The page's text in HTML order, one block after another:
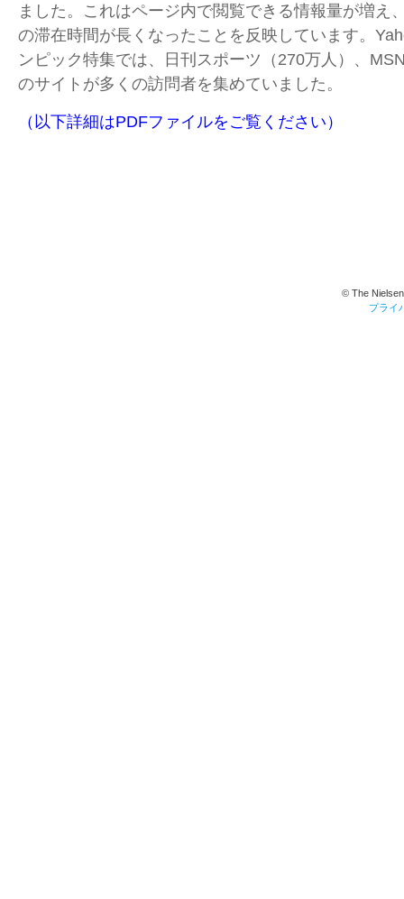
ました。これはページ内で閲覧できる情報量が増え
の滞在時間が長くなったことを反映しています。
ンピック特集では、日刊スポーツ（270万人）、
のサイトが多くの訪問者を集めていました。
（以下詳細はPDFファイルをご覧ください）
© The
プライ